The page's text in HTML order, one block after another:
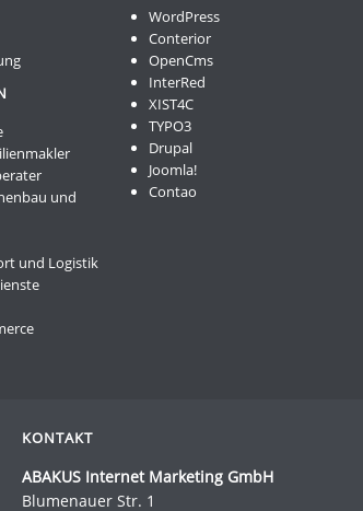
und
und Logistik
WordPress
Conterior
OpenCms
InterRed
XIST4C
TYPO3
Drupal
Joomla!
Contao
KONTAKT
ABAKUS Internet Marketing GmbH
Blumenauer Str. 1